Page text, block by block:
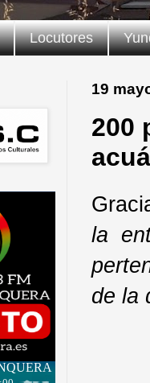
Locutores
19
200
la
de la